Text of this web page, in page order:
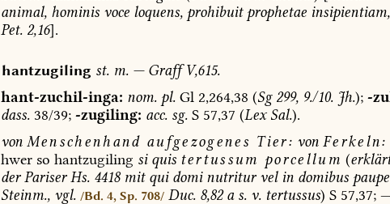
animal,hominisvoceloquens,prohibuit prophetaeinsipientiam,
Pet.2,16].
hantzugiling st. m. —GraffV,615.
hant-zuchil-inga: nom.pl.Gl2,264,38 (Sg299, 9./10.Jh.); -
dass.38/39; -zugiling: acc.sg. S57,37 (LexSal.).
von Menschenhand aufgezogenes Tier: von Ferkeln:
hwerso hantzugiling siquis tertussum porcellum (
derPariserHs.4418mitqui dominutriturvelindomibus
Steinm.,vgl. /Bd. 4, Sp. 708/ Duc.8,82as.v.tertussus) S57,37;